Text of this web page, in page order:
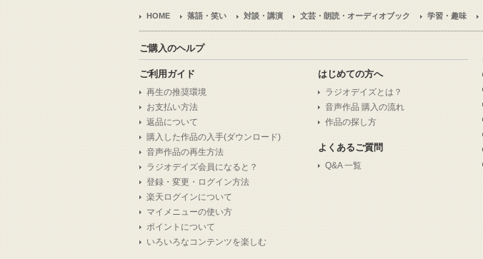
HOME 落語・笑い 対談・講演 文芸・朗読・オーディオブック 学習・趣味
ご購入のヘルプ
ご利用ガイド
再生の推奨環境
お支払い方法
返品について
購入した作品の入手(ダウンロード)
音声作品の再生方法
ラジオデイズ会員になると？
登録・変更・ログイン方法
楽天ログインについて
マイメニューの使い方
ポイントについて
いろいろなコンテンツを楽しむ
はじめての方へ
ラジオデイズとは？
音声作品 購入の流れ
作品の探し方
よくあるご質問
Q&A 一覧